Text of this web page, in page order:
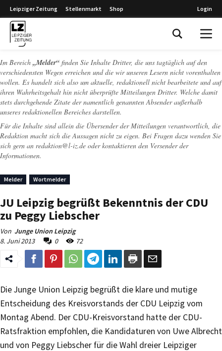
Leipziger Zeitung Stellenmarkt Shop Login
Im Bereich „Melder“ finden Sie Inhalte Dritter, die uns tagtäglich auf den
verschiedensten Wegen erreichen und die wir unseren Lesern nicht vorenthalten
wollen. Es handelt sich also um aktuelle, redaktionell nicht bearbeitete und auf
ihren Wahrheitsgehalt hin nicht überprüfte Mitteilungen Dritter. Welche damit
stets durchgehende Zitate der namentlich genannten Absender außerhalb
unseres redaktionellen Bereiches darstellen.
Für die Inhalte sind allein die Übersender der Mitteilungen verantwortlich, die
Redaktion macht sich die Aussagen nicht zu eigen. Bei Fragen dazu wenden Sie
sich gern an redaktion@l-iz.de oder kontaktieren den Versender der
Informationen.
Melder Wortmelder
JU Leipzig begrüßt Bekenntnis der CDU
zu Peggy Liebscher
Von Junge Union Leipzig
8. Juni 2013
0 72
Die Junge Union Leipzig begrüßt die klare und mutige
Entscheidung des Kreisvorstands der CDU Leipzig vom
Montag Abend. Der CDU-Kreisvorstand hatte der CDU-
Ratsfraktion empfohlen, die Kandidaturen von Uwe Albrecht
und von Peggy Liebscher für die Wahl dreier Leipziger